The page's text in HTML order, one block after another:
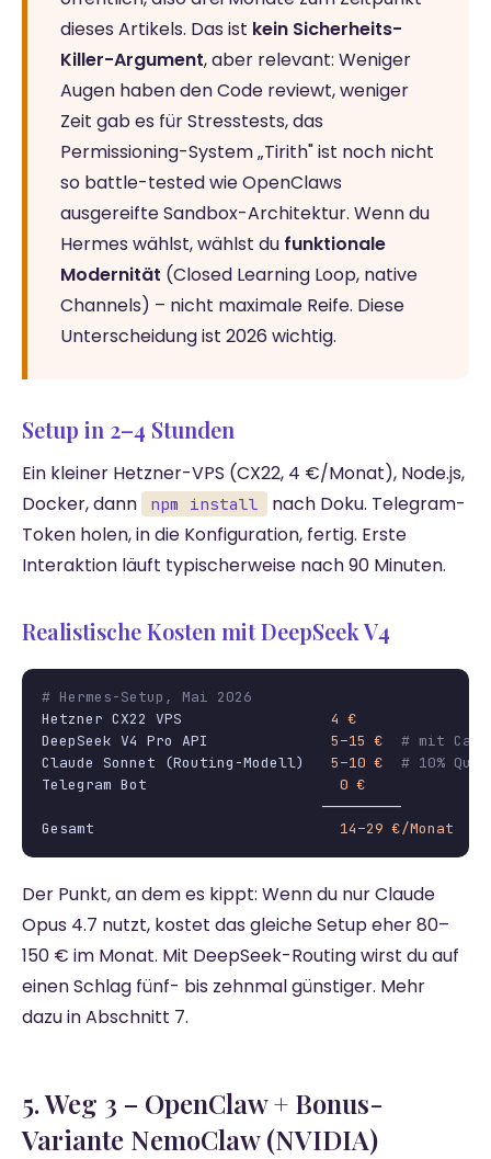
dieses Artikels. Das ist kein Sicherheits-
Killer-Argument, aber relevant: Weniger
Augen haben den Code reviewt, weniger
Zeit gab es für Stresstests, das
Permissioning-System „Tirith" ist noch nicht
so battle-tested wie OpenClaws
ausgereifte Sandbox-Architektur. Wenn du
Hermes wählst, wählst du funktionale
Modernität (Closed Learning Loop, native
Channels) – nicht maximale Reife. Diese
Unterscheidung ist 2026 wichtig.
Setup in 2–4 Stunden
Ein kleiner Hetzner-VPS (CX22, 4 €/Monat), Node.js,
Docker, dann
npm install
nach Doku. Telegram-
Token holen, in die Konfiguration, fertig. Erste
Interaktion läuft typischerweise nach 90 Minuten.
Realistische Kosten mit DeepSeek V4
# Hermes-Setup, Mai 2026
Hetzner CX22 VPS 4 €
DeepSeek V4 Pro API 5–15 €
# mit
Claude Sonnet (Routing-Modell) 5–10 €
# 10%
Telegram Bot 0 €
                                ─────────
Gesamt 14–29 €/Monat
Der Punkt, an dem es kippt: Wenn du nur Claude
Opus 4.7 nutzt, kostet das gleiche Setup eher 80–
150 € im Monat. Mit DeepSeek-Routing wirst du auf
einen Schlag fünf- bis zehnmal günstiger. Mehr
dazu in Abschnitt 7.
5. Weg 3 – OpenClaw + Bonus-
Variante NemoClaw (NVIDIA)